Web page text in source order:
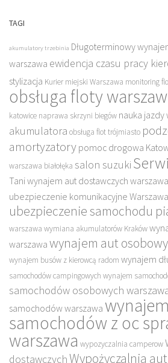
TAGI
akumulatory trzebinia Długoterminowy
warszawa ewidencja czasu pracy
stylizacja Kurier miejski Warszawa monitoring
obsługa floty
katowice naprawa skrzyni biegów nauka jazdy
akumulatora obsługa flot trójmiasto
amortyzatory pomoc drogowa
warszawa białołęka salon suzuki
Tani wynajem aut dostawczych warszawa
ubezpieczenie komunikacyjne
ubezpieczenie samochodu
warszawa wymiana akumulatorów Kraków
warszawa wynajem aut
wynajem busów z kierowcą radom wynajem
samochodów campingowych wynajem
samochodów osobowych
samochodów warszawa wynajem
samochodów z oc
warszawa wypozyczalnia camperow
dostawczychWypożyczalnia